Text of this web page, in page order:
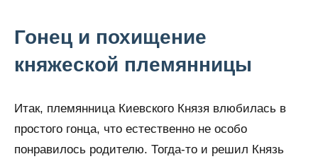
Гонец и похищение
княжеской племянницы
Итак, племянница Киевского Князя влюбилась в
простого гонца, что естественно не особо
понравилось родителю. Тогда-то и решил Князь